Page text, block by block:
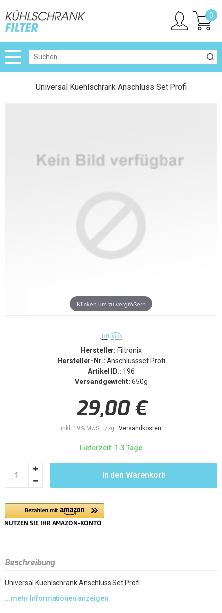
0
Universal Kuehlschrank Anschluss Set Profi
Klicken um zu vergrößern
Hersteller: Filtronix
Hersteller-Nr.: Anschlussset Profi
Artikel ID.: 196
Versandgewicht: 650g
29,00 €
inkl. 19% MwSt. zzgl. Versandkosten
Lieferzeit: 1-3 Tage
In den Warenkorb
Beschreibung
Universal Kuehlschrank Anschluss Set Profi